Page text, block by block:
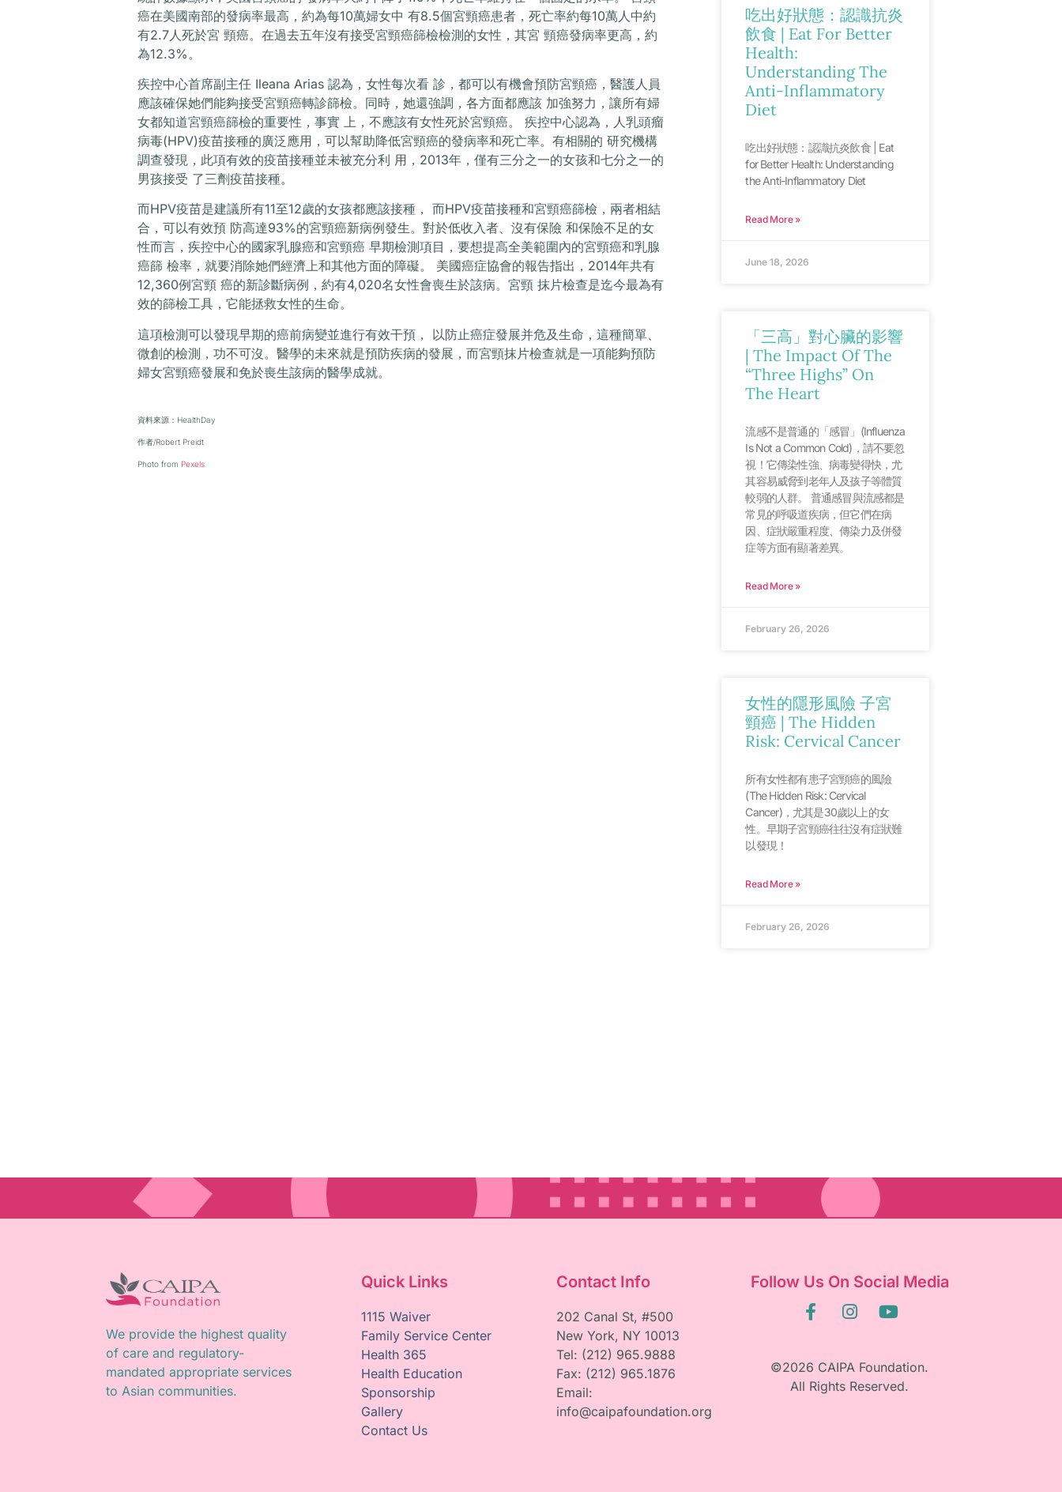
癌在美國南部的發病率最高，約為每10萬婦女中 有8.5個宮頸癌患者，死亡率約每10萬人中約
有2.7人死於宮 頸癌。在過去五年沒有接受宮頸癌篩檢檢測的女性，其宮 頸癌發病率更高，約
為12.3%。
疾控中心首席副主任 Ileana Arias 認為，女性每次看 診，都可以有機會預防宮頸癌，醫護人員
應該確保她們能夠接受宮頸癌轉診篩檢。同時，她還強調，各方面都應該 加強努力，讓所有婦
女都知道宮頸癌篩檢的重要性，事實 上，不應該有女性死於宮頸癌。 疾控中心認為，人乳頭瘤
病毒(HPV)疫苗接種的廣泛應用，可以幫助降低宮頸癌的發病率和死亡率。有相關的 研究機構
調查發現，此項有效的疫苗接種並未被充分利 用，2013年，僅有三分之一的女孩和七分之一的
男孩接受 了三劑疫苗接種。
而HPV疫苗是建議所有11至12歲的女孩都應該接種， 而HPV疫苗接種和宮頸癌篩檢，兩者相結
合，可以有效預 防高達93%的宮頸癌新病例發生。對於低收入者、沒有保險 和保險不足的女
性而言，疾控中心的國家乳腺癌和宮頸癌 早期檢測項目，要想提高全美範圍內的宮頸癌和乳腺
癌篩 檢率，就要消除她們經濟上和其他方面的障礙。 美國癌症協會的報告指出，2014年共有
12,360例宮頸 癌的新診斷病例，約有4,020名女性會喪生於該病。宮頸 抹片檢查是迄今最為有
效的篩檢工具，它能拯救女性的生命。
這項檢測可以發現早期的癌前病變並進行有效干預， 以防止癌症發展并危及生命，這種簡單、
微創的檢測，功不可沒。醫學的未來就是預防疾病的發展，而宮頸抹片檢查就是一項能夠預防
婦女宮頸癌發展和免於喪生該病的醫學成就。
資料來源：HealthDay
作者/Robert Preidt
Photo from Pexels
吃出好狀態：認識抗炎
飲食 | Eat For Better
Health:
Understanding The
Anti-Inflammatory
Diet
吃出好狀態：認識抗炎飲食 | Eat
for Better Health: Understanding
the Anti-Inflammatory Diet
Read More »
June 18, 2026
「三高」對心臟的影響
| The Impact Of The
“Three Highs” On
The Heart
流感不是普通的「感冒」(Influenza
Is Not a Common Cold)，請不要忽
視！它傳染性強、病毒變得快，尤
其容易威脅到老年人及孩子等體質
較弱的人群。 普通感冒與流感都是
常見的呼吸道疾病，但它們在病
因、症狀嚴重程度、傳染力及併發
症等方面有顯著差異。
Read More »
February 26, 2026
女性的隱形風險 子宮
頸癌 | The Hidden
Risk: Cervical Cancer
所有女性都有患子宮頸癌的風險
(The Hidden Risk: Cervical
Cancer)，尤其是30歲以上的女
性。早期子宮頸癌往往沒有症狀難
以發現！
Read More »
February 26, 2026
We provide the highest quality
of care and regulatory-
mandated appropriate services
to Asian communities.
Quick Links
1115 Waiver
Family Service Center
Health 365
Health Education
Sponsorship
Gallery
Contact Us
Contact Info
202 Canal St, #500
New York, NY 10013
Tel: (212) 965.9888
Fax: (212) 965.1876
Email:
info@caipafoundation.org
Follow Us On Social Media
©2026 CAIPA Foundation.
All Rights Reserved.